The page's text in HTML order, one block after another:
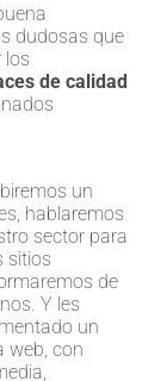
dudosas que
los
de calidad
un
hablaremos
sector para
sitios
de
Y les
un
web, con